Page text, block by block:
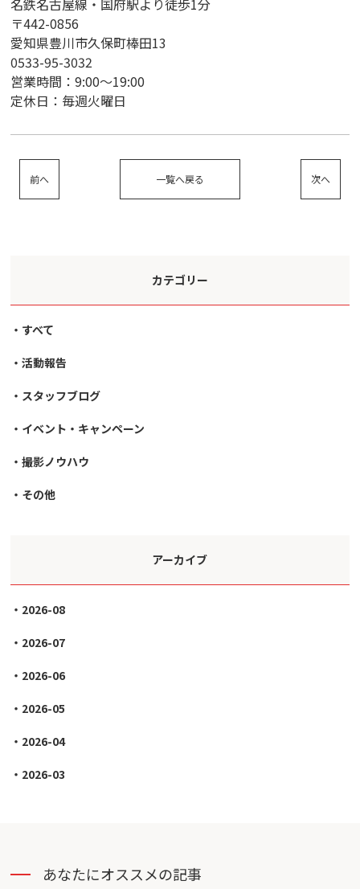
名鉄名古屋線・国府駅より徒歩1分
〒442-0856
愛知県豊川市久保町棒田13
0533-95-3032
営業時間：9:00〜19:00
定休日：毎週火曜日
前へ 一覧へ戻る 次へ
カテゴリー
すべて
活動報告
スタッフブログ
イベント・キャンペーン
撮影ノウハウ
その他
アーカイブ
2026-08
2026-07
2026-06
2026-05
2026-04
2026-03
あなたにオススメの記事